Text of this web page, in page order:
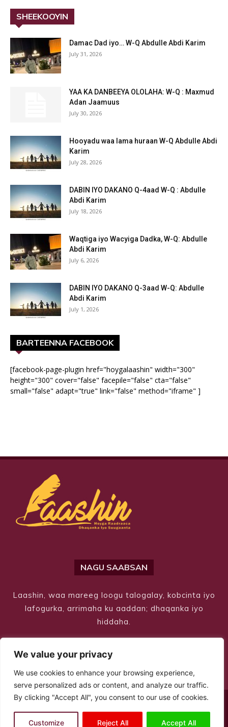
We value your privacy
We use cookies to enhance your browsing experience,
serve personalized ads or content, and analyze our traffic.
By clicking "Accept All", you consent to our use of cookies.
Customize Reject All Accept All
SHEEKOOYIN
Damac Dad iyo… W-Q Abdulle Abdi Karim
July 31, 2026
YAA KA DANBEEYA OLOLAHA: W-Q : Maxmud
Adan Jaamuus
July 30, 2026
Hooyadu waa lama huraan W-Q Abdulle Abdi
Karim
July 28, 2026
DABIN IYO DAKANO Q-4aad W-Q : Abdulle
Abdi Karim
July 18, 2026
Waqtiga iyo Wacyiga Dadka, W-Q: Abdulle
Abdi Karim
July 6, 2026
DABIN IYO DAKANO Q-3aad W-Q: Abdulle
Abdi Karim
July 1, 2026
BARTEENNA FACEBOOK
[facebook-page-plugin href="hoygalaashin" width="300"
height="300" cover="false" facepile="false" cta="false"
small="false" adapt="true" link="false" method="iframe" ]
NAGU SAABSAN
Laashin, waa mareeg loogu talogalay, kobcinta iyo
lafogurka, arrimaha ku aaddan; dhaqanka iyo
hiddaha.
© Copyright 2026 – Laashin. All Rights Reserved